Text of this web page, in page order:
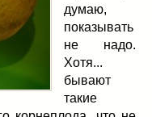
думаю,
показывать
не надо.
Хотя...
бывают
такие